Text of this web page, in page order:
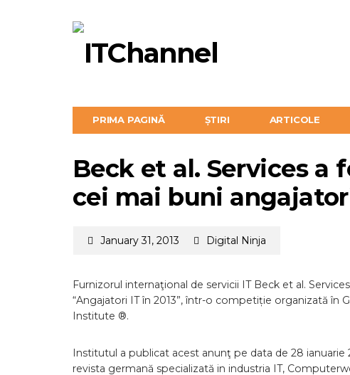
PRIMA PAGINĂ ȘTIRI ARTICOLE
Beck et al. Services
cei mai buni
January 31, 2013 Digital Ninja
Furnizorul internaţional de servicii IT Beck et al.
“Angajatori IT în 2013”, într-o competiție organizată în
Institute ®.
Institutul a publicat acest anunţ pe data de 28 ianuarie
revista germană specializată in industria IT,